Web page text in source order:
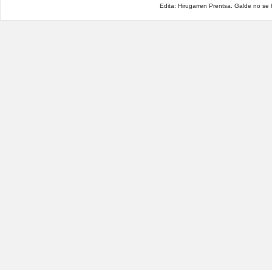
Edita: Hirugarren Prentsa. Galde no